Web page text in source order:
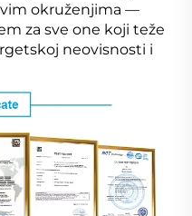
okruženjima —
za sve one koji teže
neovisnosti i